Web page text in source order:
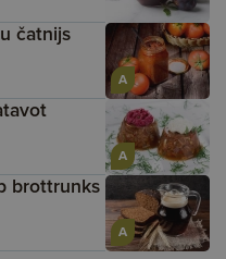
A
čatnijs
A
A
brottrunks